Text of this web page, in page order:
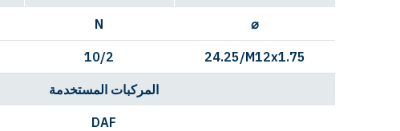
N ⌀
10/2 24.25/M12x1.75
المركبات المستخدمة
DAF